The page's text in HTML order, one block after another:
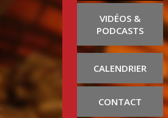
VIDÉOS &
PODCASTS
CALENDRIER
CONTACT